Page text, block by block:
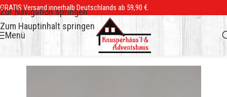
Zur Navigation springen
Zum Hauptinhalt springen
GRATIS Versand innerhalb Deutschlands ab 59,90 €.
Menü